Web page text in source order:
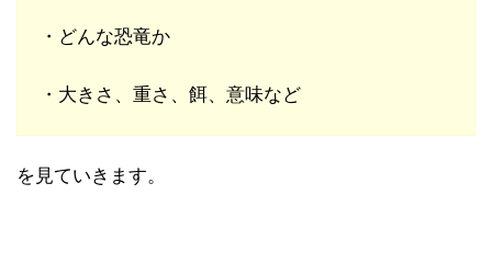
・どんな恐竜か
・大きさ、重さ、餌、意味など
を見ていきます。